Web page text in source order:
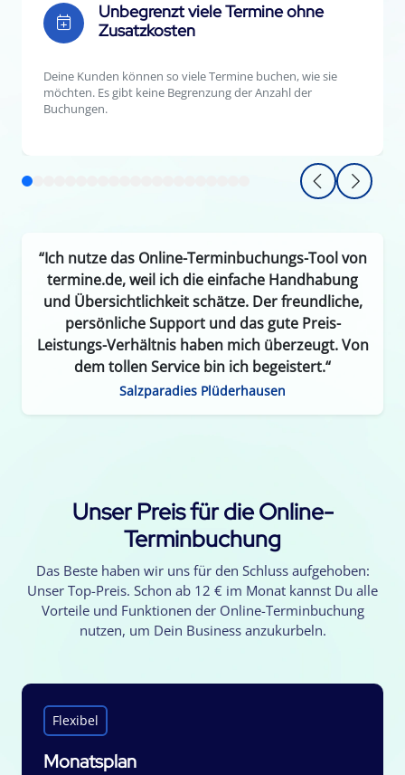
Unbegrenzt viele Termine ohne
Zusatzkosten
Deine Kunden können so viele Termine buchen, wie sie
möchten. Es gibt keine Begrenzung der Anzahl der
Buchungen.
“Ich nutze das Online-Terminbuchungs-Tool von
termine.de, weil ich die einfache Handhabung
und Übersichtlichkeit schätze. Der freundliche,
persönliche Support und das gute Preis-
Leistungs-Verhältnis haben mich überzeugt. Von
dem tollen Service bin ich begeistert.“
Salzparadies Plüderhausen
Unser Preis für die Online-
Terminbuchung
Das Beste haben wir uns für den Schluss aufgehoben:
Unser Top-Preis. Schon ab 12 € im Monat kannst Du alle
Vorteile und Funktionen der Online-Terminbuchung
nutzen, um Dein Business anzukurbeln.
Flexibel
Monatsplan